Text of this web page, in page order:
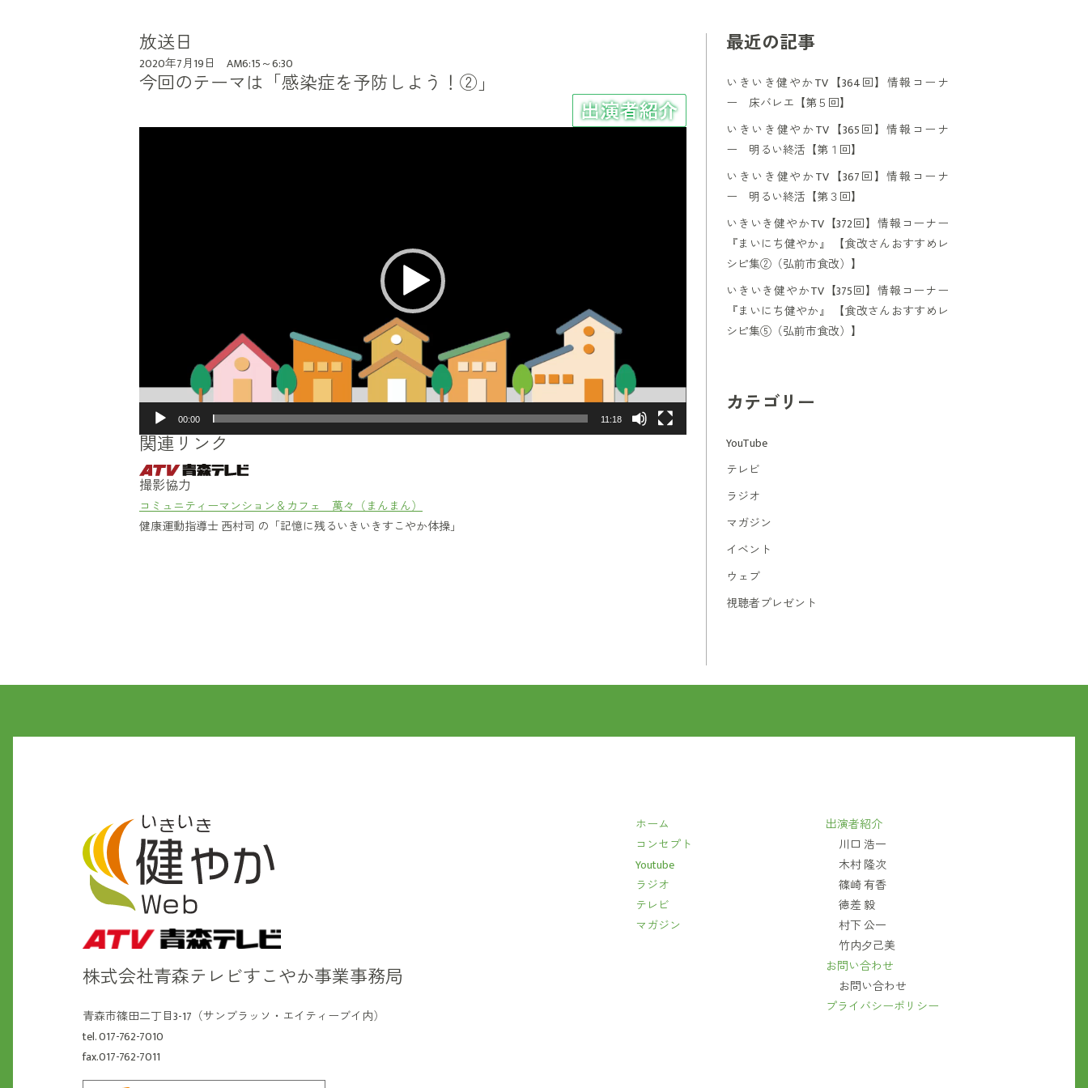
放送日
2020年7月19日 AM6:15～6:30
今回のテーマは「感染症を予防しよう！②」
00:00 11:18
関連リンク
撮影協力
コミュニティーマンション＆カフェ 萬々（まんまん）
健康運動指導士 西村司 の「記憶に残るいきいきすこやか体操」
最近の記事
いきいき健やかTV【364回】情報コーナ
ー 床バレエ【第５回】
いきいき健やかTV【365回】情報コーナ
ー 明るい終活【第１回】
いきいき健やかTV【367回】情報コーナ
ー 明るい終活【第３回】
いきいき健やかTV【372回】情報コーナー
『まいにち健やか』 【食改さんおすすめレ
シピ集②（弘前市食改）】
いきいき健やかTV【375回】情報コーナー
『まいにち健やか』 【食改さんおすすめレ
シピ集⑤（弘前市食改）】
カテゴリー
YouTube
テレビ
ラジオ
マガジン
イベント
ウェブ
視聴者プレゼント
株式会社青森テレビすこやか事業事務局
青森市篠田二丁目3-17（サンブラッソ・エイティーブイ内）
tel. 017-762-7010
fax.017-762-7011
ホーム
コンセプト
Youtube
ラジオ
テレビ
マガジン
出演者紹介
川口 浩一
木村 隆次
篠崎 有香
徳差 毅
村下 公一
竹内夕己美
お問い合わせ
お問い合わせ
プライバシーポリシー